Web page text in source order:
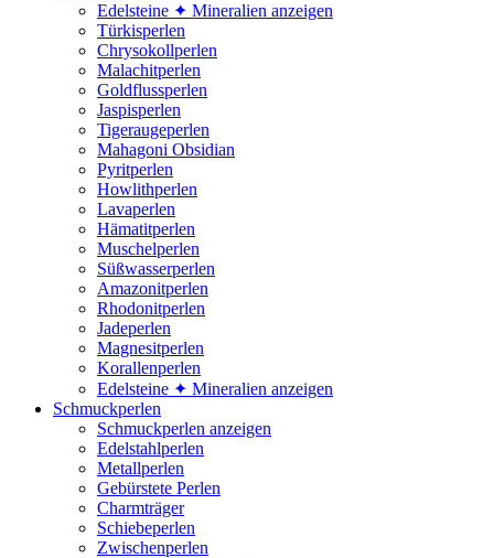
Edelsteine ✦ Mineralien anzeigen
Türkisperlen
Chrysokollperlen
Malachitperlen
Goldflussperlen
Jaspisperlen
Tigeraugeperlen
Mahagoni Obsidian
Pyritperlen
Howlithperlen
Lavaperlen
Hämatitperlen
Muschelperlen
Süßwasserperlen
Amazonitperlen
Rhodonitperlen
Jadeperlen
Magnesitperlen
Korallenperlen
Edelsteine ✦ Mineralien anzeigen
Schmuckperlen
Schmuckperlen anzeigen
Edelstahlperlen
Metallperlen
Gebürstete Perlen
Charmträger
Schiebeperlen
Zwischenperlen